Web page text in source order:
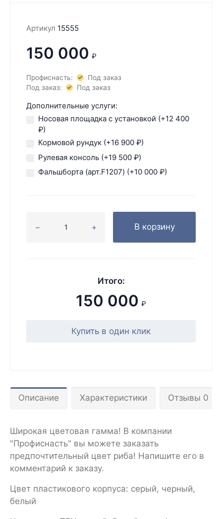
Артикул 15555
150 000 ₽
Профиснасть:
Под заказ
Под заказ:
Под заказ
Дополнительные услуги:
Носовая площадка с установкой (+12 400
₽)
Кормовой рундук (+16 900 ₽)
Рулевая консоль (+19 500 ₽)
Фальшборта (арт.F1207) (+10 000 ₽)
В корзину
Итого:
150 000 ₽
Купить в один клик
Описание Характеристики Отзывы 0
Широкая цветовая гамма! В компании
"Профиснасть" вы можете заказать
предпочтительный цвет риба! Напишите его в
комментарий к заказу.
Цвет пластикового корпуса: серый, черный,
белый